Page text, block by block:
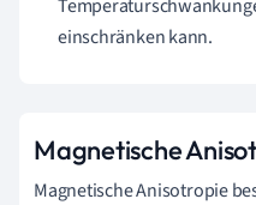
einschränken kann.
Magnetische
Magnetische Anisotropie